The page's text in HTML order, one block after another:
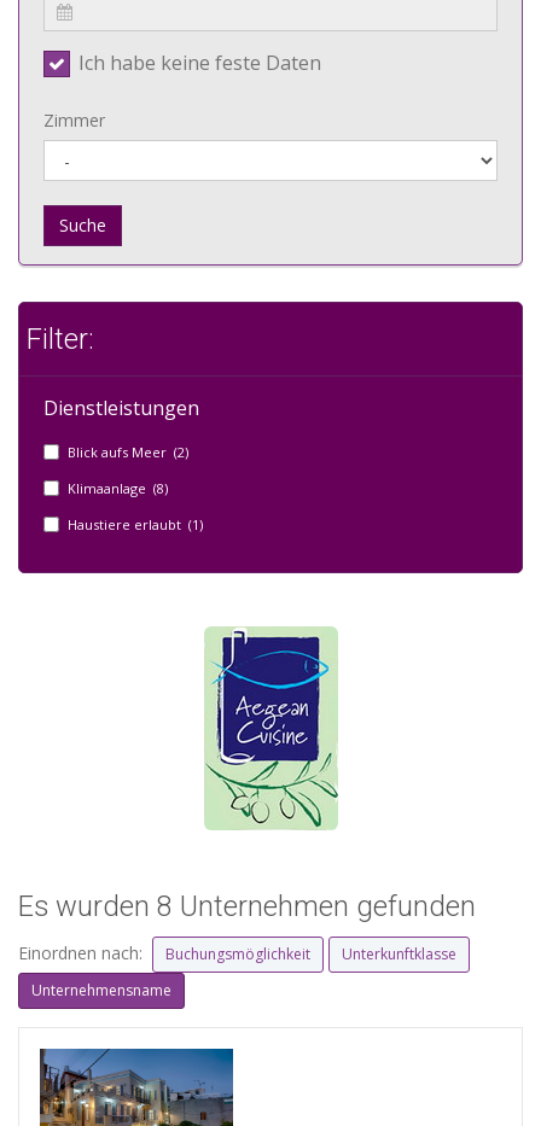
Ich habe keine feste Daten
Zimmer
Suche
Filter:
Dienstleistungen
Blick aufs Meer (2)
Klimaanlage (8)
Haustiere erlaubt (1)
Es wurden 8 Unternehmen gefunden
Einordnen nach: Buchungsmöglichkeit
Unterkunftklasse
Unternehmensname